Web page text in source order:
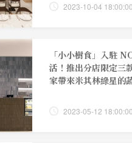
2023-10-04 18:00:00
「小小樹食」入駐
活！推出分店限定三
家帶來米其林綠星的
2023-05-12 18:00:00